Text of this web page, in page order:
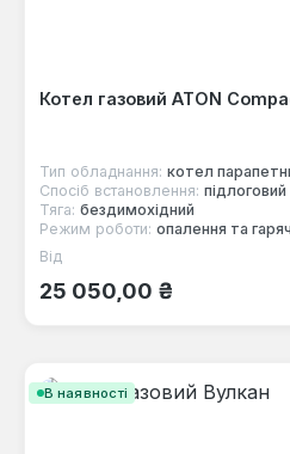
Котел газовий ATON
Тип обладнання: котел
Спосіб встановлення: підлоговий
Тяга: бездимохідний
Режим роботи: опалення та
Звичайна ціна:
Від
25 050,00 ₴
В наявності